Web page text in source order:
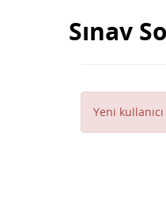
Sınav
Yeni